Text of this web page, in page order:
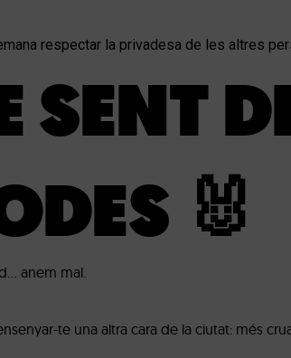
respectar la privadesa de les altres
🐰
anem mal.
te una altra cara de la ciutat: més